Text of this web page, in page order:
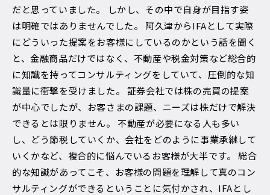
だと思っていました。 しかし、その中で自身が目指す姿
は明確ではありませんでした。 阿久津からIFAとして実際
にどういった提案をお客様にしているのかという話を聞く
と、金融商品だけではなく、不動産や税金対策など総合的
に知識を持ってコンサルティングをしていて、圧倒的な知
識量に衝撃を受けました。 証券会社では株の売買の提案
が中心でしたが、お客さまの課題、ニーズは株だけで解決
できるとは限りません。 不動産が必要になる人も多い
し、どう節税していくか、会社をどのように事業承継して
いくかなど、複合的に悩んでいるお客様が大半です。 総合
的な知識があってこそ、お客様の問題を理解して真のコン
サルティングができるということに気付かされ、IFAとし